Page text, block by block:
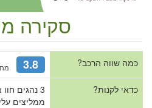
סקירה
כמה שווה הרכב? 3.8
כדאי לקנות?
3 נהגים
ממליצים